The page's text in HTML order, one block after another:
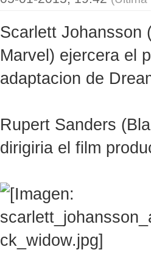
Scarlett Johansson
Marvel) ejercera el
adaptacion de
Rupert Sanders
dirigiria el film